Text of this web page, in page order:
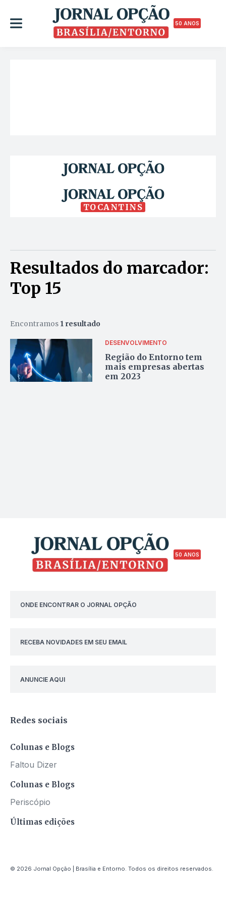
50 ANOS
TOCANTINS
Resultados do marcador:
Top 15
Encontramos 1 resultado
DESENVOLVIMENTO
Região do Entorno tem
mais empresas abertas
em 2023
50 ANOS
ONDE ENCONTRAR O JORNAL OPÇÃO
RECEBA NOVIDADES EM SEU EMAIL
ANUNCIE AQUI
Redes sociais
Colunas e Blogs
Faltou Dizer
Colunas e Blogs
Periscópio
Últimas edições
© 2026 Jornal Opção | Brasília e Entorno. Todos os direitos reservados.